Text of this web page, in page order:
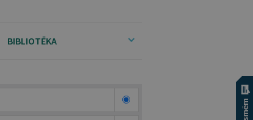
BIBLIOTĒKA